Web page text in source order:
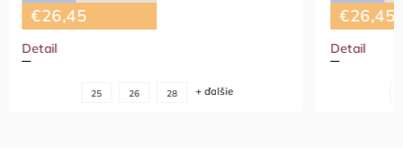
€26,45
Detail
25 26 28 + ďalšie
Detail